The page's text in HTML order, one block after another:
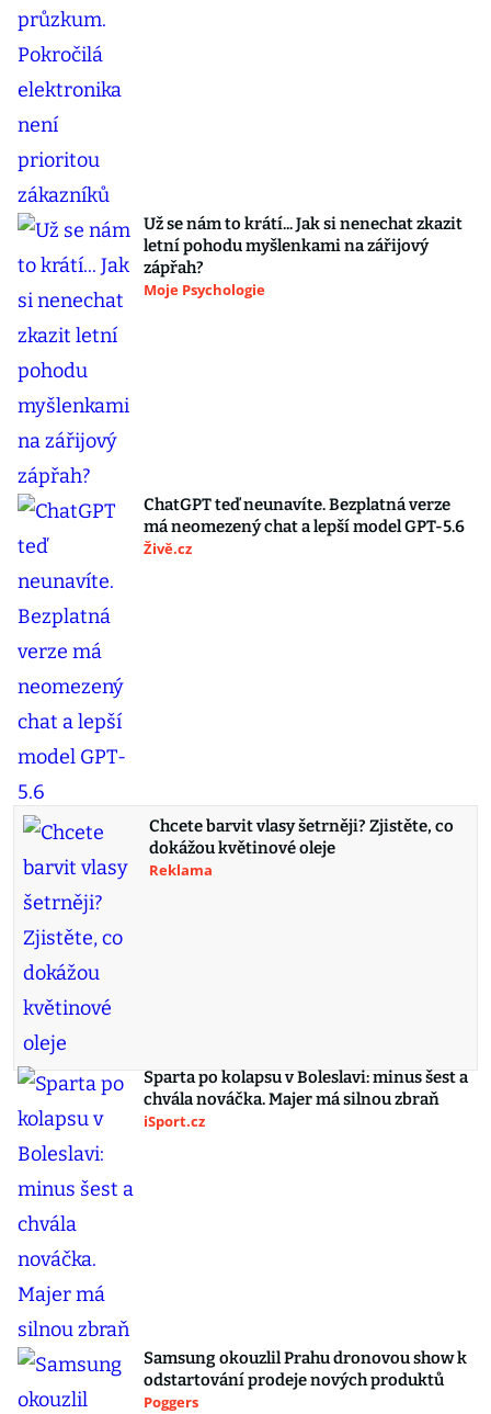
Už se nám to krátí... Jak si nenechat zkazit
letní pohodu myšlenkami na zářijový
zápřah?
Moje Psychologie
ChatGPT teď neunavíte. Bezplatná verze
má neomezený chat a lepší model GPT-5.6
Živě.cz
Chcete barvit vlasy šetrněji? Zjistěte, co
dokážou květinové oleje
Reklama
Sparta po kolapsu v Boleslavi: minus šest a
chvála nováčka. Majer má silnou zbraň
iSport.cz
Samsung okouzlil Prahu dronovou show k
odstartování prodeje nových produktů
Poggers